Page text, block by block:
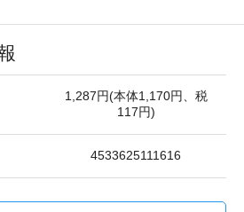
1,287円(本体1,170円、税
117円)
4533625111616